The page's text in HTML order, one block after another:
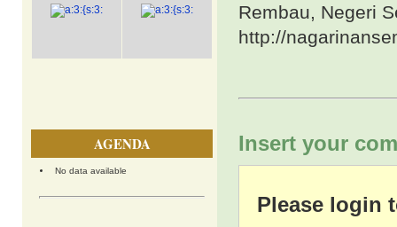
AGENDA
No data available
Rembau, Negeri
http://
Insert your
Please login